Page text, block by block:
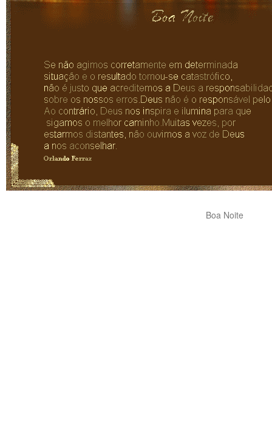
Boa Noite